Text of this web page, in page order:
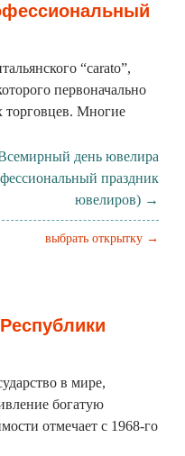
“carato”,
первоначально
торговцев. Многие
день ювелира
праздник
ювелиров) →
выбрать открытку →
в мире,
богатую
отмечает с 1968-го